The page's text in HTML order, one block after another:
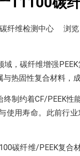
纤维检测中心 浏
，碳纤维增强
热固性复合材料，
制约着CF/PEEK性
使用寿命。此前行
碳纤维/PEEK复合